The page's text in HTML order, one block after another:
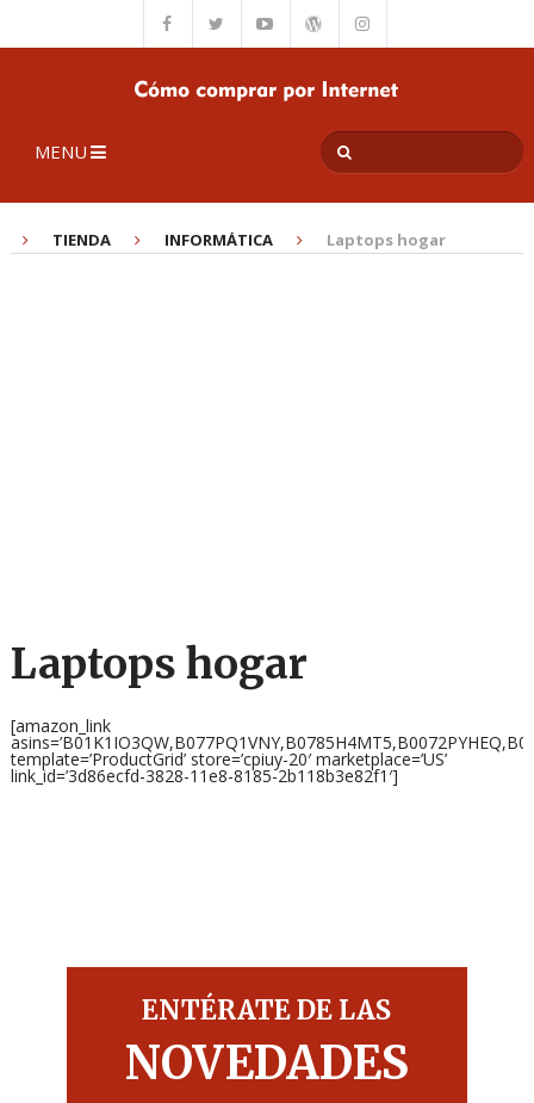
MENU
TIENDA INFORMÁTICA Laptops hogar
Laptops hogar
[amazon_link
template=’ProductGrid’ store=’cpiuy-20′ marketplace=’US’
link_id=’3d86ecfd-3828-11e8-8185-2b118b3e82f1′]
ENTÉRATE DE LAS
NOVEDADES